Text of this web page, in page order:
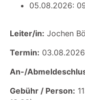
05.08.2026:
Leiter/in: Jochen
Termin:
An-/
Gebühr / Person: